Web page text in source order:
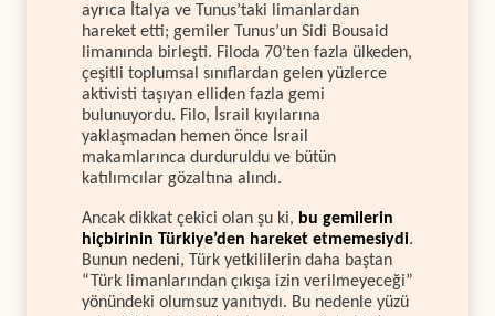
ayrıca İtalya ve Tunus’taki limanlardan
hareket etti; gemiler Tunus’un Sidi Bousaid
limanında birleşti. Filoda 70’ten fazla ülkeden,
çeşitli toplumsal sınıflardan gelen yüzlerce
aktivisti taşıyan elliden fazla gemi
bulunuyordu. Filo, İsrail kıyılarına
yaklaşmadan hemen önce İsrail
makamlarınca durduruldu ve bütün
katılımcılar gözaltına alındı.
Ancak dikkat çekici olan şu ki, bu gemilerin
hiçbirinin Türkiye’den hareket etmemesiydi.
Bunun nedeni, Türk yetkililerin daha baştan
“Türk limanlarından çıkışa izin verilmeyeceği”
yönündeki olumsuz yanıtıydı. Bu nedenle yüzü